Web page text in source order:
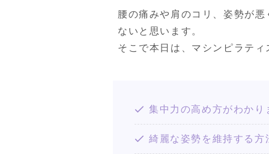
腰の痛みや肩のコリ、姿勢が
ないと思います。
そこで本日は、マシンピラテ
集中力の高め方がわかり
綺麗な姿勢を維持する方